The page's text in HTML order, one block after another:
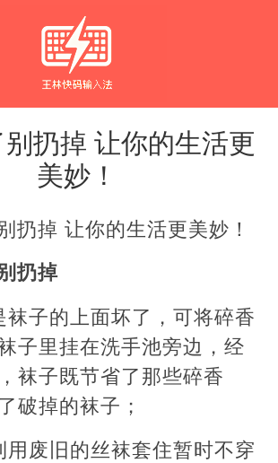
扔掉 让你的生活更
美妙！
窍
门
扔掉 让你的生活更美妙！
扔掉
袜子的上面坏了，可将碎香
子里挂在洗手池旁边，经
袜子既节省了那些碎香
破掉的袜子；
用废旧的丝袜套住暂时不穿